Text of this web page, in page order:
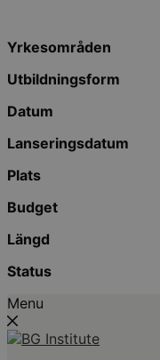
Yrkesområden
Utbildningsform
Datum
Lanseringsdatum
Plats
Budget
Längd
Status
Menu